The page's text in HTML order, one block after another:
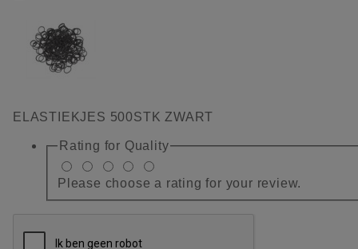
ELASTIEKJES 500STK ZWART
Rating for Quality
Please choose a rating for your review.